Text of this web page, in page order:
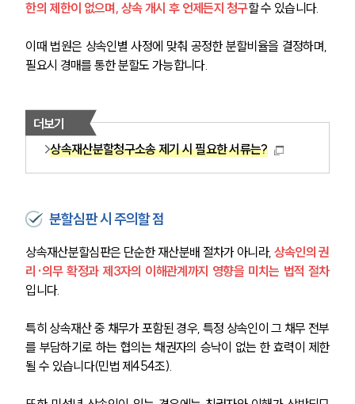
한의 제한이 없으며, 상속 개시 후 언제든지 청구할 수 있습니다.
이때 법원은 상속인별 사정에 맞춰 공정한 분할비율을 결정하며,
필요시 경매를 통한 분할도 가능합니다.
더보기
상속재산분할청구소송 제기 시 필요한 서류는?
분할심판 시 주의할 점
상속재산분할심판은 단순한 재산분배 절차가 아니라, 상속인의 권
리·의무 확정과 제3자의 이해관계까지 영향을 미치는 법적 절차
입니다.
특히 상속재산 중 채무가 포함된 경우, 특정 상속인이 그 채무 전부
를 부담하기로 하는 협의는 채권자의 승낙이 없는 한 효력이 제한
될 수 있습니다(민법 제454조).